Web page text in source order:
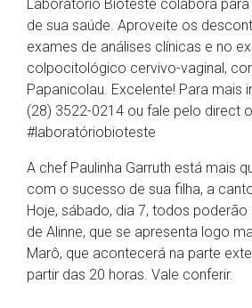
Laboratório Bioteste colabora
de sua saúde. Aproveite os
exames de análises clínicas e no
colpocitológico cervivo-vaginal,
Papanicolau. Excelente! Para mais
(28) 3522-0214 ou fale pelo direct
#laboratóriobioteste
A chef Paulinha Garruth está mais
com o sucesso de sua filha, a
Hoje, sábado, dia 7, todos
de Alinne, que se apresenta logo
Marô, que acontecerá na parte
partir das 20 horas. Vale conferir.